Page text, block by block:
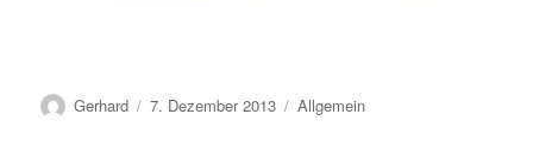
Autor
Gerhard
Veröffentlicht
7. Dezember 2013 Kategorien
Allgemein